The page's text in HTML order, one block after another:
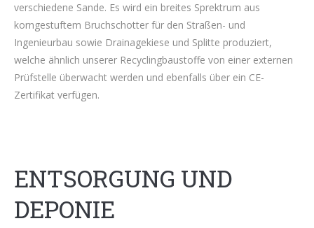
verschiedene Sande. Es wird ein breites Sprektrum aus
korngestuftem Bruchschotter für den Straßen- und
Ingenieurbau sowie Drainagekiese und Splitte produziert,
welche ähnlich unserer Recyclingbaustoffe von einer externen
Prüfstelle überwacht werden und ebenfalls über ein CE-
Zertifikat verfügen.
ENTSORGUNG UND
DEPONIE